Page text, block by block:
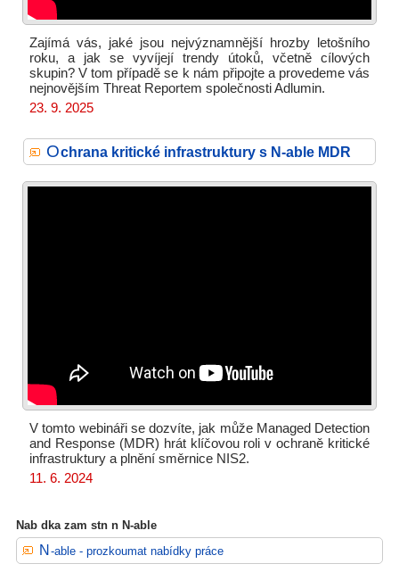
Zajímá vás, jaké jsou nejvýznamnější hrozby letošního
roku, a jak se vyvíjejí trendy útoků, včetně cílových
skupin? V tom případě se k nám připojte a provedeme vás
nejnovějším Threat Reportem společnosti Adlumin.
23. 9. 2025
Ochrana kritické infrastruktury s N-able MDR
V tomto webináři se dozvíte, jak může Managed Detection
and Response (MDR) hrát klíčovou roli v ochraně kritické
infrastruktury a plnění směrnice NIS2.
11. 6. 2024
Nab dka zam stn n N-able
N-able - prozkoumat nabídky práce